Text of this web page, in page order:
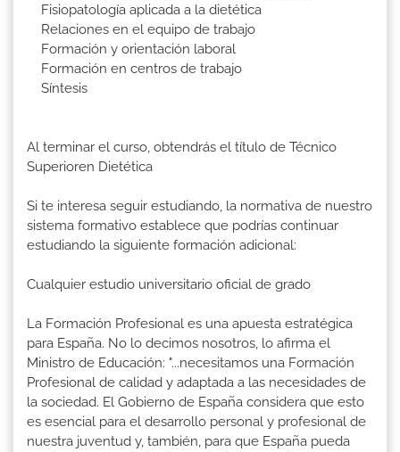
Fisiopatología aplicada a la dietética
Relaciones en el equipo de trabajo
Formación y orientación laboral
Formación en centros de trabajo
Síntesis
Al terminar el curso, obtendrás el título de Técnico
Superioren Dietética
Si te interesa seguir estudiando, la normativa de nuestro
sistema formativo establece que podrías continuar
estudiando la siguiente formación adicional:
Cualquier estudio universitario oficial de grado
La Formación Profesional es una apuesta estratégica
para España. No lo decimos nosotros, lo afirma el
Ministro de Educación: "...necesitamos una Formación
Profesional de calidad y adaptada a las necesidades de
la sociedad. El Gobierno de España considera que esto
es esencial para el desarrollo personal y profesional de
nuestra juventud y, también, para que España pueda